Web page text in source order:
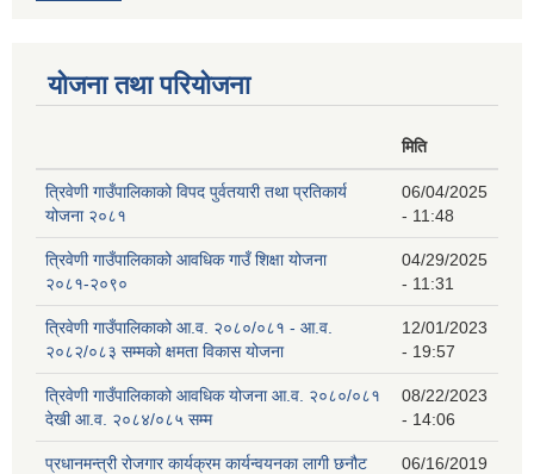
योजना तथा परियोजना
मिति
त्रिवेणी गाउँपालिकाको विपद पुर्वतयारी तथा प्रतिकार्य
योजना २०८१
06/04/2025
- 11:48
त्रिवेणी गाउँपालिकाको आवधिक गाउँ शिक्षा योजना
२०८१-२०९०
04/29/2025
- 11:31
त्रिवेणी गाउँपालिकाको आ.व. २०८०/०८१ - आ.व.
२०८२/०८३ सम्मको क्षमता विकास योजना
12/01/2023
- 19:57
त्रिवेणी गाउँपालिकाको आवधिक योजना आ.व. २०८०/०८१
देखी आ.व. २०८४/०८५ सम्म
08/22/2023
- 14:06
प्रधानमन्त्री रोजगार कार्यक्रम कार्यन्वयनका लागी छनौट
06/16/2019